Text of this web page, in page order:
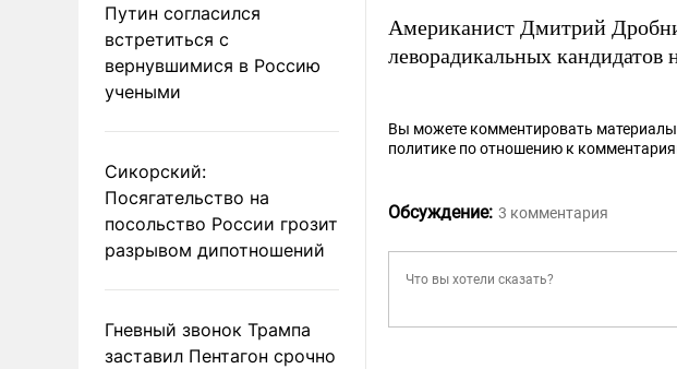
Путин согласился
встретиться с
вернувшимися в Россию
учеными
Сикорский:
Посягательство на
посольство России грозит
разрывом дипотношений
Гневный звонок Трампа
заставил Пентагон срочно
Американист Дмитрий
леворадикальных
Вы можете комментировать
политике по отношению к
Обсуждение: 3 комментария